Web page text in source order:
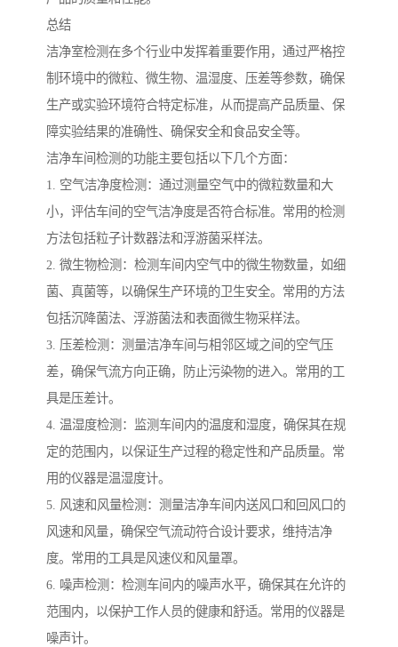
总结
洁净室检测在多个行业中发挥着重要作用，通过严格控
制环境中的微粒、微生物、温湿度、压差等参数，确保
生产或实验环境符合特定标准，从而提高产品质量、保
障实验结果的准确性、确保安全和食品安全等。
洁净车间检测的功能主要包括以下几个方面：
1. 空气洁净度检测：通过测量空气中的微粒数量和大
小，评估车间的空气洁净度是否符合标准。常用的检测
方法包括粒子计数器法和浮游菌采样法。
2. 微生物检测：检测车间内空气中的微生物数量，如细
菌、真菌等，以确保生产环境的卫生安全。常用的方法
包括沉降菌法、浮游菌法和表面微生物采样法。
3. 压差检测：测量洁净车间与相邻区域之间的空气压
差，确保气流方向正确，防止污染物的进入。常用的工
具是压差计。
4. 温湿度检测：监测车间内的温度和湿度，确保其在规
定的范围内，以保证生产过程的稳定性和产品质量。常
用的仪器是温湿度计。
5. 风速和风量检测：测量洁净车间内送风口和回风口的
风速和风量，确保空气流动符合设计要求，维持洁净
度。常用的工具是风速仪和风量罩。
6. 噪声检测：检测车间内的噪声水平，确保其在允许的
范围内，以保护工作人员的健康和舒适。常用的仪器是
噪声计。